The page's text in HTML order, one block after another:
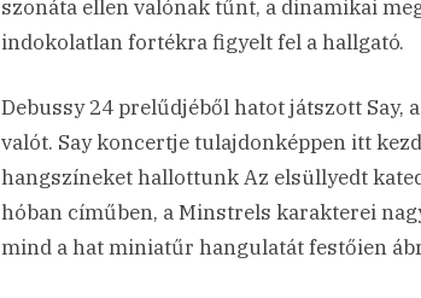
szonáta ellen valónak tűnt, a dinamikai
indokolatlan fortékra figyelt fel a hallgató.
Debussy 24 prelűdjéből hatot játszott Say,
valót. Say koncertje tulajdonképpen itt
hangszíneket hallottunk Az elsüllyedt
hóban címűben, a Minstrels karakterei
mind a hat miniatűr hangulatát festőien